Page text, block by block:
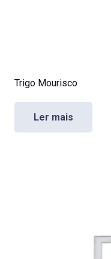
Trigo Mourisco
Ler mais